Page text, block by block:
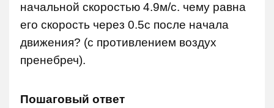
начальной скоростью 4.9м/с. чему равна
его скорость через 0.5с после начала
движения? (с противлением воздух
пренебреч).
Пошаговый ответ